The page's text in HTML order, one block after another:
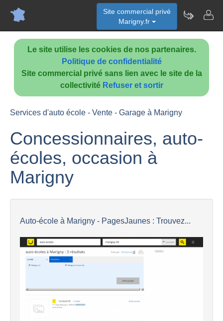
Le site utilise les cookies de nos partenaires.
Politique de confidentialité
Site commercial privé sans lien avec le site de la
collectivité Refuser et sortir
Site commercial privé
Marigny.fr
Services d'auto école - Vente - Garage à Marigny
Concessionnaires, auto-
écoles, occasion à
Marigny
Auto-école à Marigny - PagesJaunes : Trouvez...